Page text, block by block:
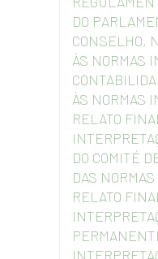
DO
CONSELHO,
ÀS NORMAS
ÀS NORMAS
RELATO
DO COMITÉ
DAS
RELATO